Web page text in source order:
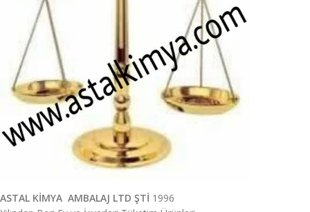
ASTAL KİMYA AMBALAJ LTD ŞTİ 1996